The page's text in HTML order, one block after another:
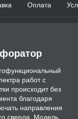
Оплата
работ с
происходит без
благодаря
направления
сверла. Модель